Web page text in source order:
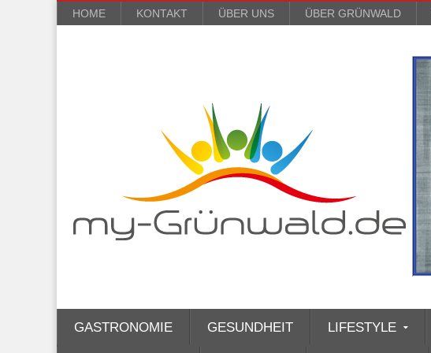
HOME KONTAKT ÜBER UNS ÜBER GRÜNWALD
GASTRONOMIE GESUNDHEIT LIFESTYLE